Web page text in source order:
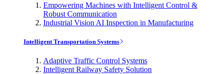
Empowering Machines with Intelligent Control &
Robust Communication
Industrial Vision AI Inspection in Manufacturing
Intelligent Transportation Systems
Adaptive Traffic Control Systems
Intelligent Railway Safety Solution